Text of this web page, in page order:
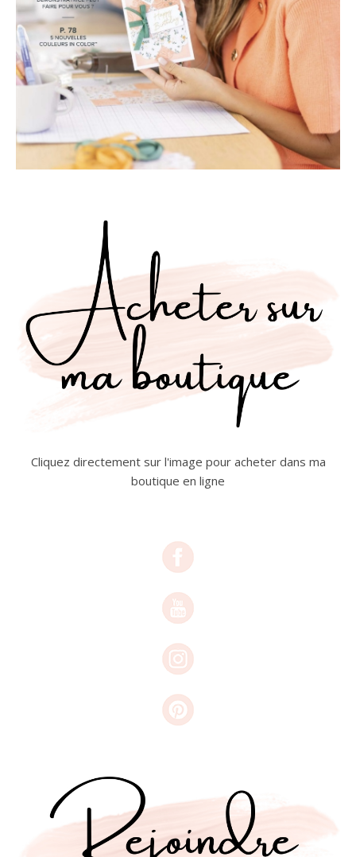
Cliquez directement sur l'image pour acheter dans ma
boutique en ligne